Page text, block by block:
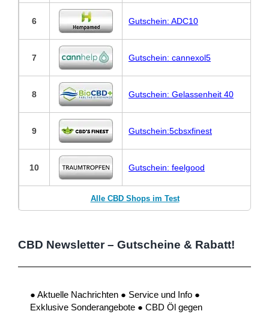
6 Gutschein: ADC10
7 Gutschein: cannexol5
8 Gutschein: Gelassenheit 40
9 Gutschein:5cbsxfinest
10 Gutschein: feelgood
Alle CBD Shops im Test
CBD Newsletter – Gutscheine & Rabatt!
● Aktuelle Nachrichten ● Service und Info ●
Exklusive Sonderangebote ● CBD Öl gegen